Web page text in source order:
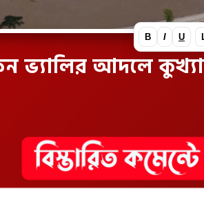
ভ্যালির আদলে
B I U